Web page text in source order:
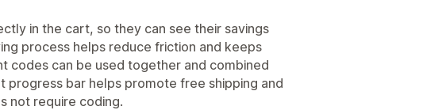
in the cart, so they can see their savings
process helps reduce friction and keeps
codes can be used together and combined
progress bar helps promote free shipping and
not require coding.